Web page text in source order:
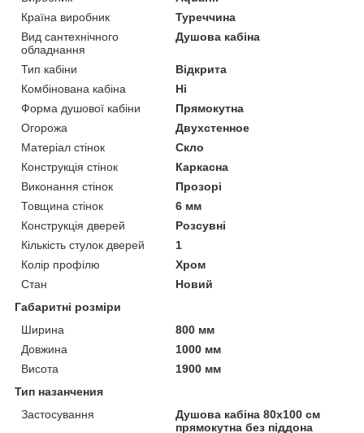
Країна виробник
Туреччина
Вид сантехнічного
обладнання
Душова кабіна
Тип кабіни
Відкрита
Комбінована кабіна
Ні
Форма душової кабіни
Прямокутна
Огорожа
Двухстенное
Матеріал стінок
Скло
Конструкція стінок
Каркасна
Виконання стінок
Прозорі
Товщина стінок
6 мм
Конструкція дверей
Розсувні
Кількість стулок дверей
1
Колір профілю
Хром
Стан
Новий
Габаритні розміри
Ширина
800 мм
Довжина
1000 мм
Висота
1900 мм
Тип назанчения
Застосування
Душова кабіна 80х100 см
прямокутна без піддона